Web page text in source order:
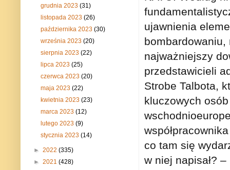
ujawnienia
najważniejszy
przedstawicieli
Strobe Talbota,
kluczowych
co tam się
w niej napisał?
grudnia 2023(31)
listopada 2023(26)
października 2023(30)
września 2023(20)
sierpnia 2023(22)
lipca 2023(25)
czerwca 2023(20)
maja 2023(22)
kwietnia 2023(23)
marca 2023(12)
lutego 2023(9)
stycznia 2023(14)
► 2022 (335)
► 2021 (428)